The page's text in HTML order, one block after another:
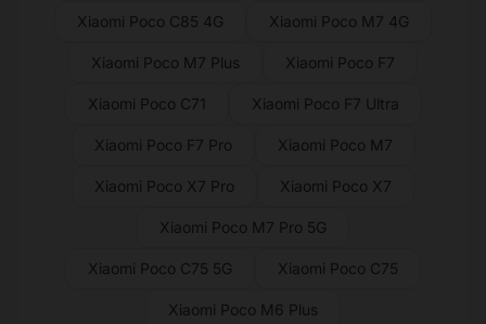
Xiaomi Poco C85 4G Xiaomi Poco M7 4G
Xiaomi Poco M7 Plus Xiaomi Poco F7
Xiaomi Poco C71 Xiaomi Poco F7 Ultra
Xiaomi Poco F7 Pro Xiaomi Poco M7
Xiaomi Poco X7 Pro Xiaomi Poco X7
Xiaomi Poco M7 Pro 5G
Xiaomi Poco C75 5G Xiaomi Poco C75
Xiaomi Poco M6 Plus